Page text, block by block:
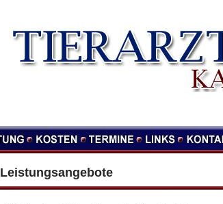
Leistungsangebote